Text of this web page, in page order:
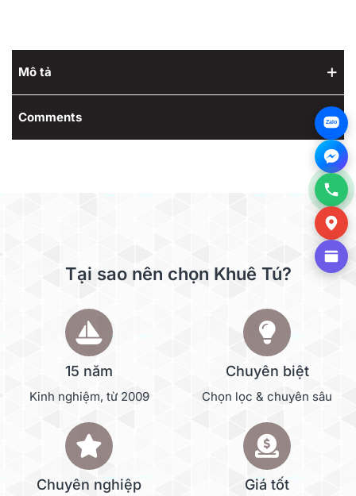
Mô tả
Comments
Tại sao nên chọn Khuê Tú?
15 năm
Kinh nghiệm, từ 2009
Chuyên biệt
Chọn lọc & chuyên sâu
Chuyên nghiệp Giá tốt
Zalo